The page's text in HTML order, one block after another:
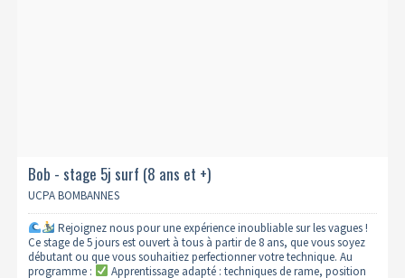
Bob - stage 5j surf (8 ans et +)
UCPA BOMBANNES
Rejoignez nous pour une expérience inoubliable sur les vagues !
Ce stage de 5 jours est ouvert à tous à partir de 8 ans, que vous soyez
débutant ou que vous souhaitiez perfectionner votre technique. Au
programme :
Apprentissage adapté : techniques de rame, position